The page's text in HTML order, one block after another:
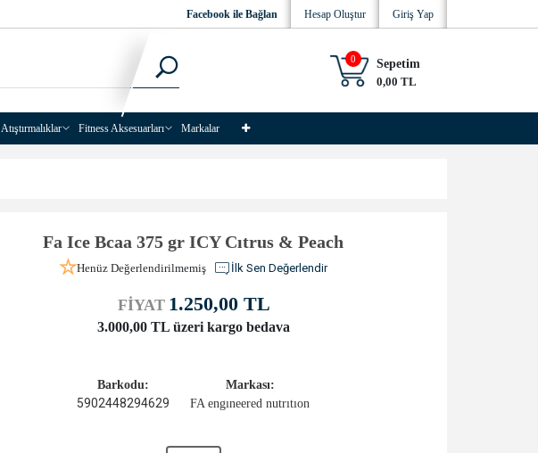
Giriş Yap
Hesap Oluştur
Facebook ile Bağlan
0
Sepetim
0,00 TL
Atıştırmalıklar Fitness Aksesuarları Markalar
Fa Ice Bcaa 375 gr ICY Cıtrus & Peach
Henüz Değerlendirilmemiş İlk Sen Değerlendir
FİYAT 1.250,00 TL
3.000,00 TL üzeri kargo bedava
Barkodu:
5902448294629
Markası:
FA engıneered nutrıtıon